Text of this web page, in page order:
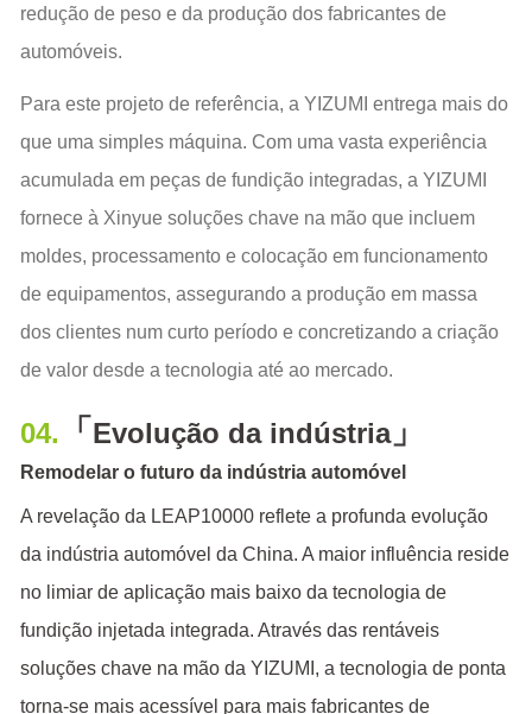
redução de peso e da produção dos fabricantes de
automóveis.
Para este projeto de referência, a YIZUMI entrega mais do
que uma simples máquina. Com uma vasta experiência
acumulada em peças de fundição integradas, a YIZUMI
fornece à Xinyue soluções chave na mão que incluem
moldes, processamento e colocação em funcionamento
de equipamentos, assegurando a produção em massa
dos clientes num curto período e concretizando a criação
de valor desde a tecnologia até ao mercado.
04. 「 Evolução da indústria」
Remodelar o futuro da indústria automóvel
A revelação da LEAP10000 reflete a profunda evolução
da indústria automóvel da China. A maior influência reside
no limiar de aplicação mais baixo da tecnologia de
fundição injetada integrada. Através das rentáveis
soluções chave na mão da YIZUMI, a tecnologia de ponta
torna-se mais acessível para mais fabricantes de